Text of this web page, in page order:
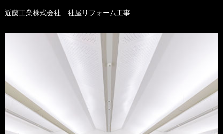
近藤工業株式会社 社屋リフォーム工事